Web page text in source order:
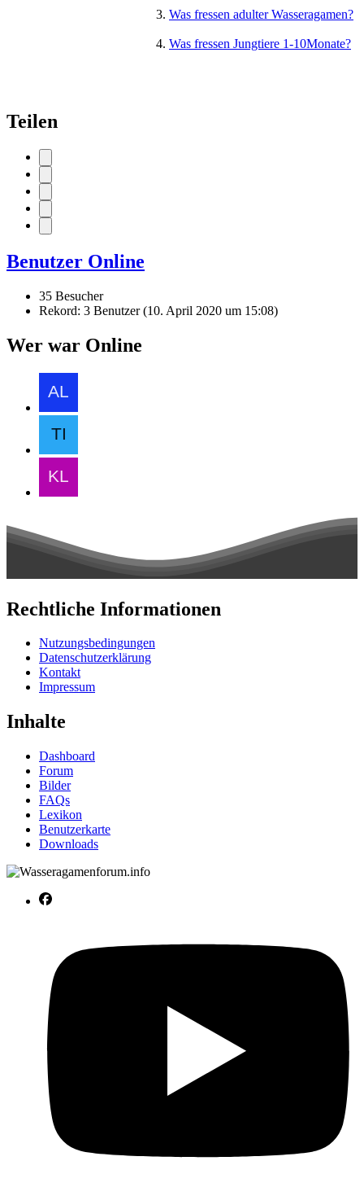
Was fressen adulter Wasseragamen?
Was fressen Jungtiere 1-10Monate?
Teilen
Benutzer Online
35 Besucher
Rekord: 3 Benutzer (10. April 2020 um 15:08)
Wer war Online
Rechtliche Informationen
Nutzungsbedingungen
Datenschutzerklärung
Kontakt
Impressum
Inhalte
Dashboard
Forum
Bilder
FAQs
Lexikon
Benutzerkarte
Downloads